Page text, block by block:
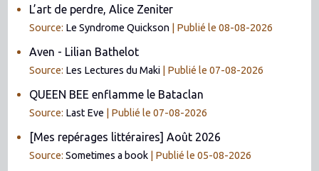
L’art de perdre, Alice Zeniter
Source: Le Syndrome Quickson Publié le 08-08-2026
Aven - Lilian Bathelot
Source: Les Lectures du Maki Publié le 07-08-2026
QUEEN BEE enflamme le Bataclan
Source: Last Eve Publié le 07-08-2026
[Mes repérages littéraires] Août 2026
Source:Sometimes a book Publié le 05-08-2026